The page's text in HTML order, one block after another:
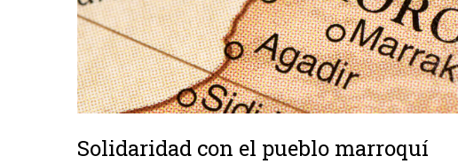
Solidaridad con el pueblo marroquí